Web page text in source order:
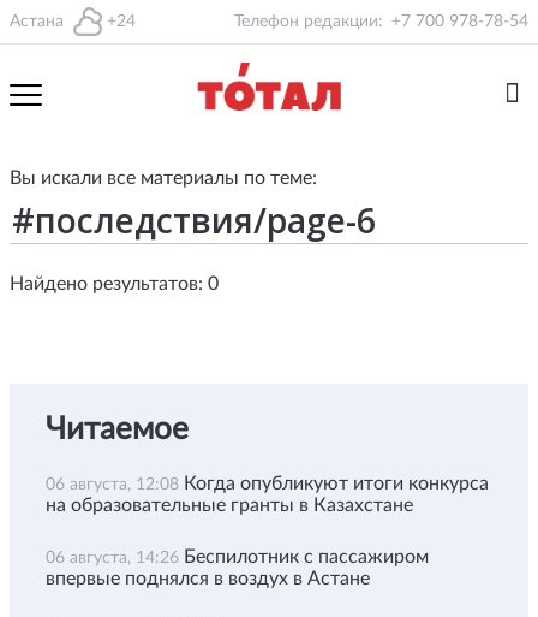
Астана +24 Телефон редакции: +7 700 978-78-54
Вы искали все материалы по теме:
Найдено результатов: 0
Читаемое
06 августа, 12:08 Когда опубликуют итоги конкурса
на образовательные гранты в Казахстане
06 августа, 14:26 Беспилотник с пассажиром
впервые поднялся в воздух в Астане